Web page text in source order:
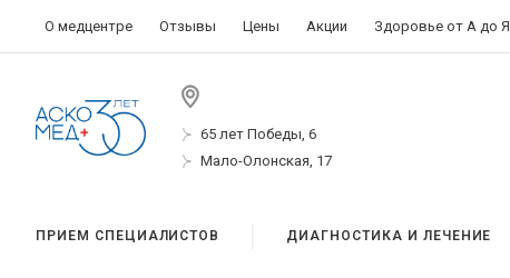
О медцентре Отзывы Цены Акции Здоровье от А до Я
65 лет Победы, 6
Мало-Олонская, 17
ПРИЕМ СПЕЦИАЛИСТОВ ДИАГНОСТИКА И ЛЕЧЕНИЕ